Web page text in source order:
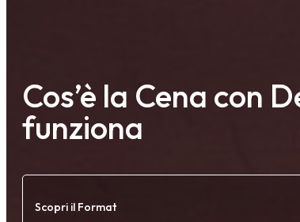
Cos’è la Cena con
funziona
Scopri il Format